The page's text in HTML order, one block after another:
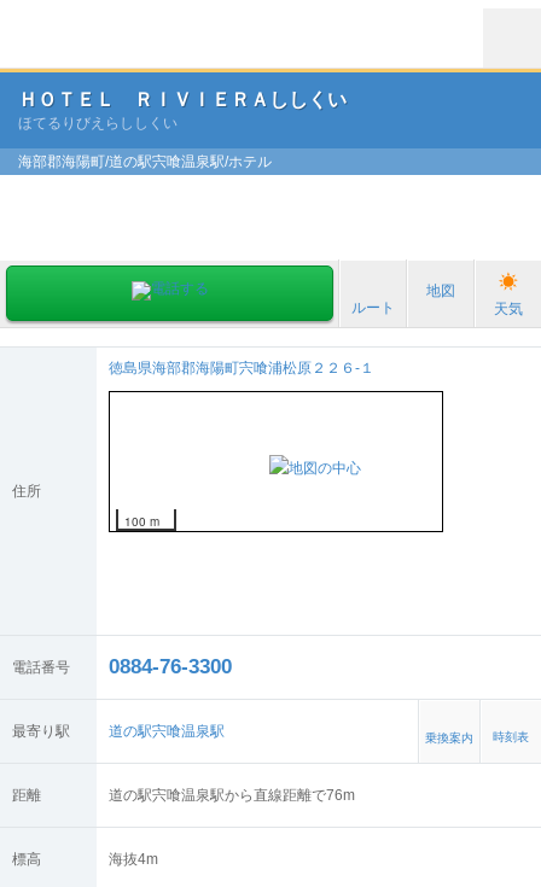
ＨＯＴＥＬ ＲＩＶＩＥＲＡししくい
ほてるりびえらししくい
海部郡海陽町/道の駅宍喰温泉駅/ホテル
ルート
地図
天気
住所
徳島県海部郡海陽町宍喰浦松原２２６-１
100 m
電話番号 0884-76-3300
最寄り駅 道の駅宍喰温泉駅 乗換案内 時刻表
距離 道の駅宍喰温泉駅から直線距離で76m
標高 海抜4m